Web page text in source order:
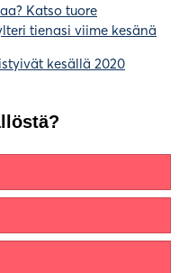
Katso tuore
tienasi viime kesänä
kesällä 2020